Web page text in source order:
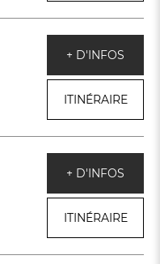
+ D'INFOS
ITINÉRAIRE
+ D'INFOS
ITINÉRAIRE